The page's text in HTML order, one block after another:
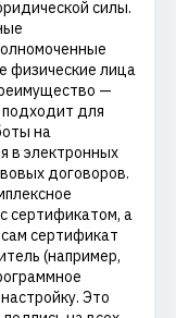
силы.
физические лица
—
для
на
в электронных
договоров.
сертификатом, а
сертификат
(например,
Это